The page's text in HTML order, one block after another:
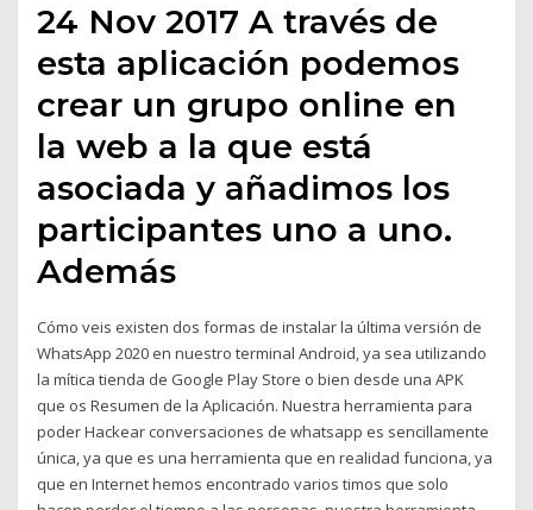
24 Nov 2017 A través de
esta aplicación podemos
crear un grupo online en
la web a la que está
asociada y añadimos los
participantes uno a uno.
Además
Cómo veis existen dos formas de instalar la última versión de
WhatsApp 2020 en nuestro terminal Android, ya sea utilizando
la mítica tienda de Google Play Store o bien desde una APK
que os Resumen de la Aplicación. Nuestra herramienta para
poder Hackear conversaciones de whatsapp es sencillamente
única, ya que es una herramienta que en realidad funciona, ya
que en Internet hemos encontrado varios timos que solo